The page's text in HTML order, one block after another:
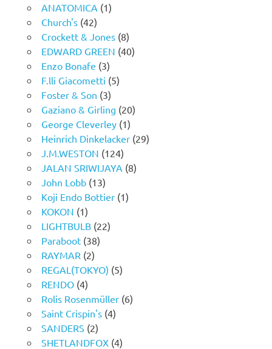
ANATOMICA (1)
Church's(42)
Crockett & Jones(8)
EDWARD GREEN (40)
Enzo Bonafe (3)
F.lli Giacometti (5)
Foster & Son (3)
Gaziano & Girling (20)
George Cleverley(1)
Heinrich Dinkelacker(29)
J.M.WESTON (124)
JALAN SRIWIJAYA (8)
John Lobb(13)
Koji Endo Bottier(1)
KOKON (1)
LIGHTBULB(22)
Paraboot(38)
RAYMAR (2)
REGAL(TOKYO) (5)
RENDO(4)
Rolis Rosenmüller(6)
Saint Crispin's(4)
SANDERS (2)
SHETLANDFOX(4)